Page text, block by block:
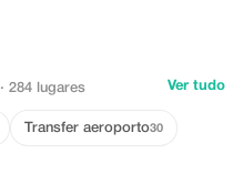
· 284 lugares Ver tudo
Transfer aeroporto30